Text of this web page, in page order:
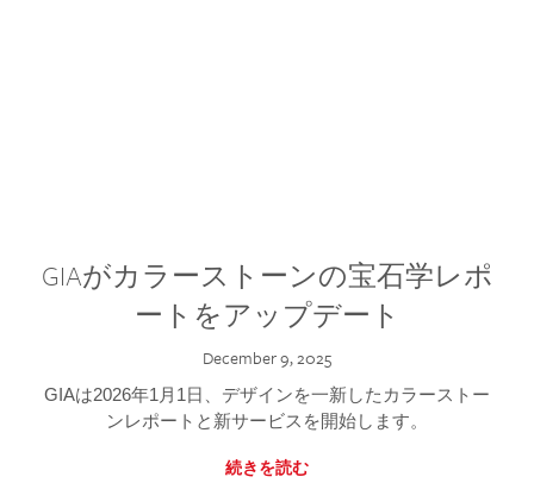
GIAがカラーストーンの宝石学レポ
ートをアップデート
December 9, 2025
GIAは2026年1月1日、デザインを一新したカラーストー
ンレポートと新サービスを開始します。
続きを読む